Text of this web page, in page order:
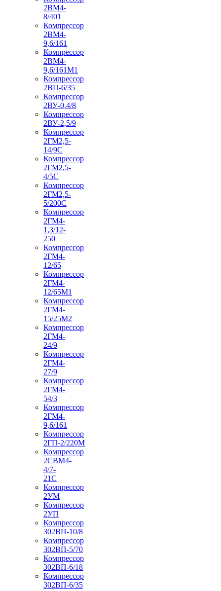
2ВМ4-
8/401
Компрессор
2ВМ4-
9,6/161
Компрессор
2ВМ4-
9,6/161М1
Компрессор
2ВП-6/35
Компрессор
2ВУ-0,4/8
Компрессор
2ВУ-2,5/9
Компрессор
2ГМ2,5-
14/9С
Компрессор
2ГМ2,5-
4/5С
Компрессор
2ГМ2,5-
5/200С
Компрессор
2ГМ4-
1,3/12-
250
Компрессор
2ГМ4-
12/65
Компрессор
2ГМ4-
12/65М1
Компрессор
2ГМ4-
15/25М2
Компрессор
2ГМ4-
24/9
Компрессор
2ГМ4-
27/9
Компрессор
2ГМ4-
54/3
Компрессор
2ГМ4-
9,6/161
Компрессор
2ГП-2/220М
Компрессор
2СВМ4-
4/7-
21С
Компрессор
2УМ
Компрессор
2УП
Компрессор
302ВП-10/8
Компрессор
302ВП-5/70
Компрессор
302ВП-6/18
Компрессор
302ВП-6/35